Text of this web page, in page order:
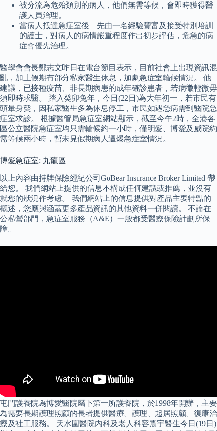
被分流為危殆類別的病人，他們無需等候，會即時獲得醫
護人員治理。
當病人抵達急症室後，先由一名經驗豐富及接受特別培訓
的護士，對病人的病情嚴重程度作出初步評估，危急的病
症會優先治理。
醫學會會長鄭志文昨日在電台節目表示，目前社會上出現資訊混
亂，加上假期有部分私家醫生休息，加劇急症室輪候情況。 他
建議，已接種疫苗、非長期病患的成年確診患者，若病徵輕微毋
須即時求醫。 踏入癸卯兔年，今日(22日)為大年初一，若市民有
頭暈身㷫，因私家醫生多為休息停工，市民如遇急病需到醫院急
症室求診。 根據醫管局急症室網站顯示，截至今午2時，全港各
區公立醫院急症室均只需輪候約一小時，僅明愛、博愛及威院約
需等候兩小時，暫未見假期病人逼爆急症室情況。
博愛急症室: 九龍區
以上內容由持牌保險經紀公司GoBear Insurance Broker Limited 帶
給您。 我們網站上提供的信息不構成任何建議或推薦，並沒有
就您的狀況作考慮。 我們網站上的信息提供對產品主要特點的
概述，您應與涵蓋更多產品資訊的其他資料一併閱讀。 不論在
公私營部門，急症室服務（A&E）一般都受醫療保險計劃所保
障。
屯門護養院為博愛醫院屬下第一所護養院，於1998年開辦，主要
為需要長期護理照顧的長者提供醫療、護理、起居照顧、復康治
療及社工服務。 天水圍醫院內科及老人科容震宇醫生今日(19日)